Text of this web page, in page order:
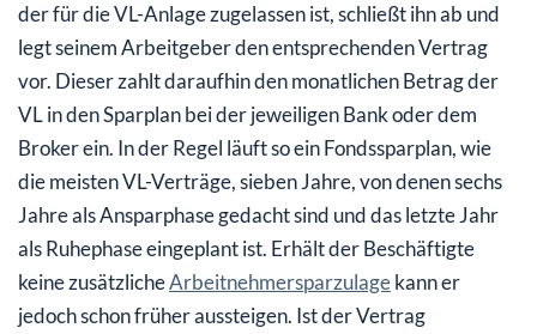
der für die VL-Anlage zugelassen ist, schließt ihn ab und
legt seinem Arbeitgeber den entsprechenden Vertrag
vor. Dieser zahlt daraufhin den monatlichen Betrag der
VL in den Sparplan bei der jeweiligen Bank oder dem
Broker ein. In der Regel läuft so ein Fondssparplan, wie
die meisten VL-Verträge, sieben Jahre, von denen sechs
Jahre als Ansparphase gedacht sind und das letzte Jahr
als Ruhephase eingeplant ist. Erhält der Beschäftigte
keine zusätzlicheArbeitnehmersparzulagekann er
jedoch schon früher aussteigen. Ist der Vertrag